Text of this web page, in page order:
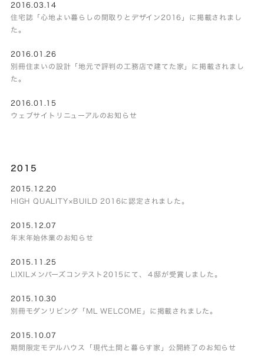
2016.03.14
住宅誌「心地よい暮らしの間取りとデザイン2016」に掲載されまし
た。
2016.01.26
別冊住まいの設計「地元で評判の工務店で建てた家」に掲載されまし
た。
2016.01.15
ウェブサイトリニューアルのお知らせ
2015
2015.12.20
HIGH QUALITY×BUILD 2016に認定されました。
2015.12.07
年末年始休業のお知らせ
2015.11.25
LIXILメンバーズコンテスト2015にて、４邸が受賞しました。
2015.10.30
別冊モダンリビング「ML WELCOME」に掲載されました。
2015.10.07
期間限定モデルハウス「現代土間と暮らす家」公開終了のお知らせ